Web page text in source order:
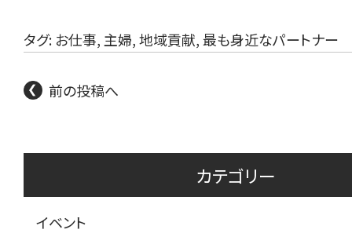
タグ: お仕事, 主婦,地域貢献,最も身近なパートナー
前の投稿へ
カテゴリー
イベント